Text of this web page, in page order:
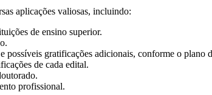
aplicações valiosas, incluindo:
de ensino superior.
possíveis gratificações adicionais, conforme o plano
de cada edital.
profissional.